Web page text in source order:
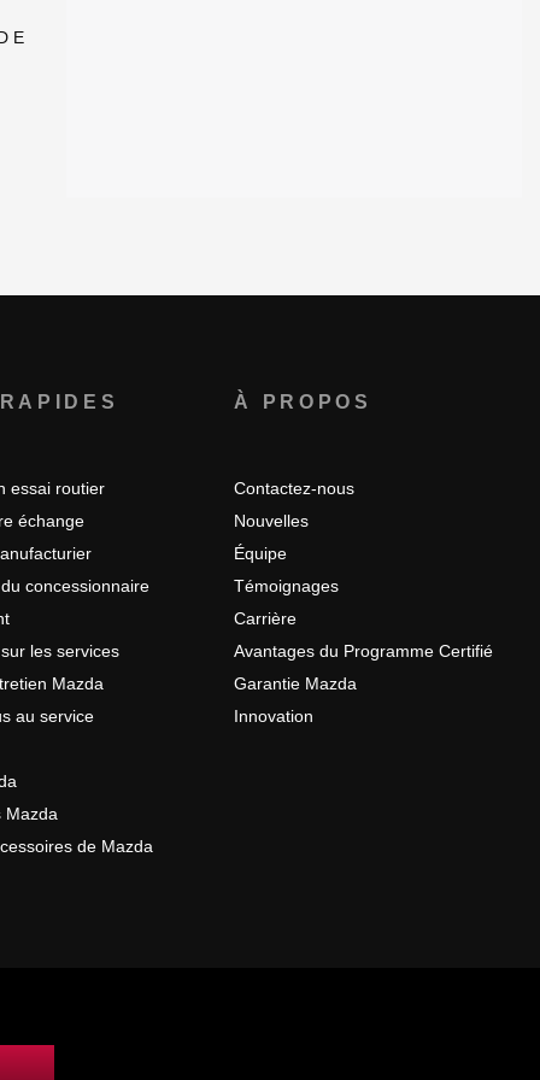
essai routier
échange
concessionnaire
les services
Mazda
au service
Mazda
de Mazda
À PROPOS
Contactez-nous
Nouvelles
Équipe
Témoignages
Carrière
Avantages du Programme Certifié
Garantie Mazda
Innovation